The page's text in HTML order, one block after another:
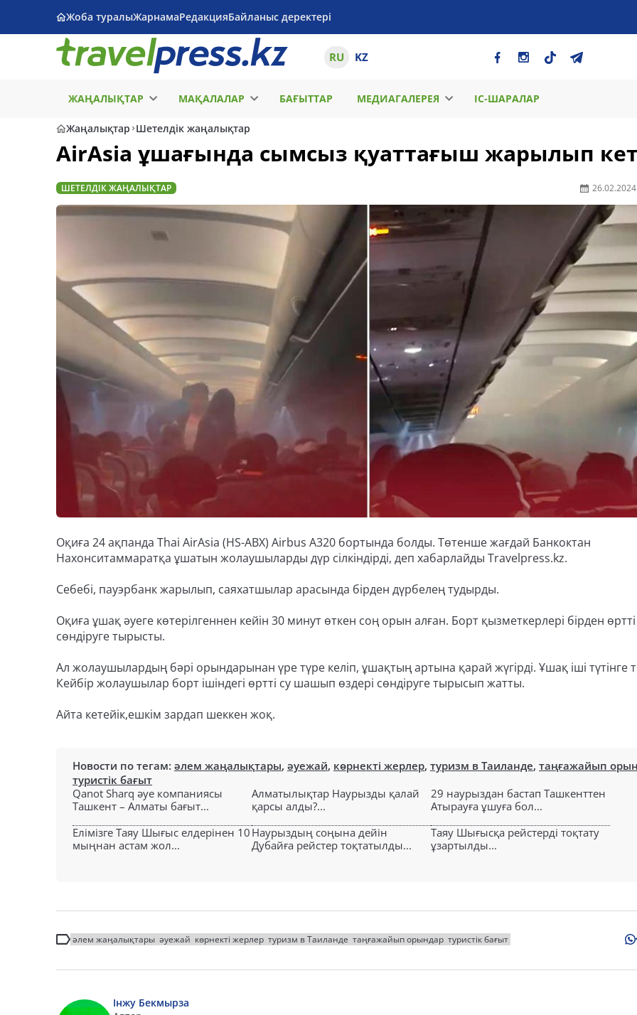
Жоба туралыЖарнамаРедакцияБайланыс деректері
RU KZ
ЖАҢАЛЫҚТАР МАҚАЛАЛАР БАҒЫТТАР МЕДИАГАЛЕРЕЯ ІС-ШАРАЛАР
Жаңалықтар Шетелдік жаңалықтар
AirAsia ұшағында сымсыз қуаттағыш жарылып
ШЕТЕЛДІК ЖАҢАЛЫҚТАР 26.02.2024
Оқиға 24 ақпанда Thai AirAsia (HS-ABX) Airbus A320 бортында болды. Төтенше жағдай Банкоктан
Нахонситаммаратқа ұшатын жолаушыларды дүр сілкіндірді, деп хабарлайды Travelpress.kz.
Cебебі, пауэрбанк жарылып, саяхатшылар арасында бірден дүрбелең тудырды.
Оқиға ұшақ әуеге көтерілгеннен кейін 30 минут өткен соң орын алған. Борт қызметкерлері бірден өртті
сөндіруге тырысты.
Ал жолаушылардың бәрі орындарынан үре түре келіп, ұшақтың артына қарай жүгірді. Ұшақ іші түтінге
Кейбір жолаушылар борт ішіндегі өртті су шашып өздері сөндіруге тырысып жатты.
Айта кетейік,ешкім зардап шеккен жоқ.
Новости по тегам: әлем жаңалықтары, әуежай, көрнекті жерлер, туризм в Таиланде, таңғажайып
туристік бағыт
Qanot Sharq әуе компаниясы
Ташкент – Алматы бағыт...
Алматылықтар Наурызды қалай
қарсы алды?...
29 наурыздан бастап Ташкенттен
Атырауға ұшуға бол...
Елімізге Таяу Шығыс елдерінен 10
мыңнан астам жол...
Наурыздың соңына дейін
Дубайға рейстер тоқтатылды...
Таяу Шығысқа рейстерді тоқтату
ұзартылды...
әлем жаңалықтары әуежай көрнекті жерлер туризм в Таиланде таңғажайып орындар туристік бағыт
Інжу Бекмырза